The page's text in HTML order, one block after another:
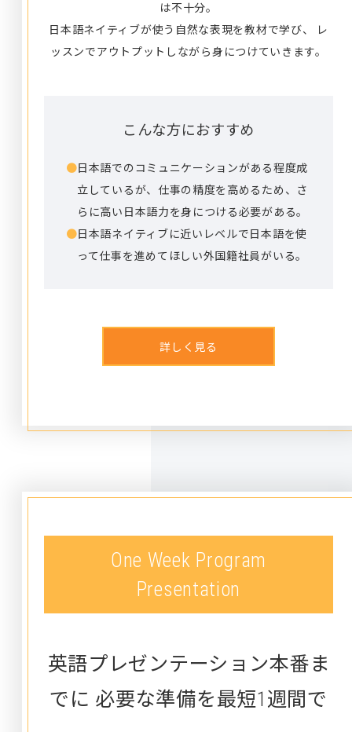
は不十分。
日本語ネイティブが使う自然な表現を教材で学び、
レ
ッスンでアウトプットしながら身につけていきます。
こんな方におすすめ
●日本語でのコミュニケーションがある程度成
立しているが、仕事の精度を高めるため、さ
らに高い日本語力を身につける必要がある。
●日本語ネイティブに近いレベルで日本語を使
って仕事を進めてほしい外国籍社員がいる。
詳しく見る
One Week Program
Presentation
英語プレゼンテーション本番ま
でに 必要な準備を最短1週間で